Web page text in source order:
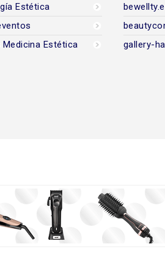
Estética
Estética
gallery-